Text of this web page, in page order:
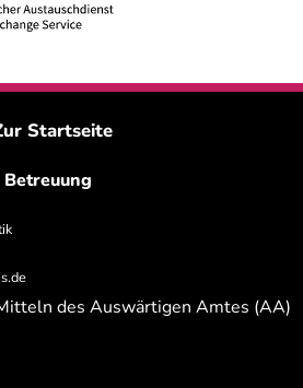
Startseite
des Auswärtigen Amtes (AA)